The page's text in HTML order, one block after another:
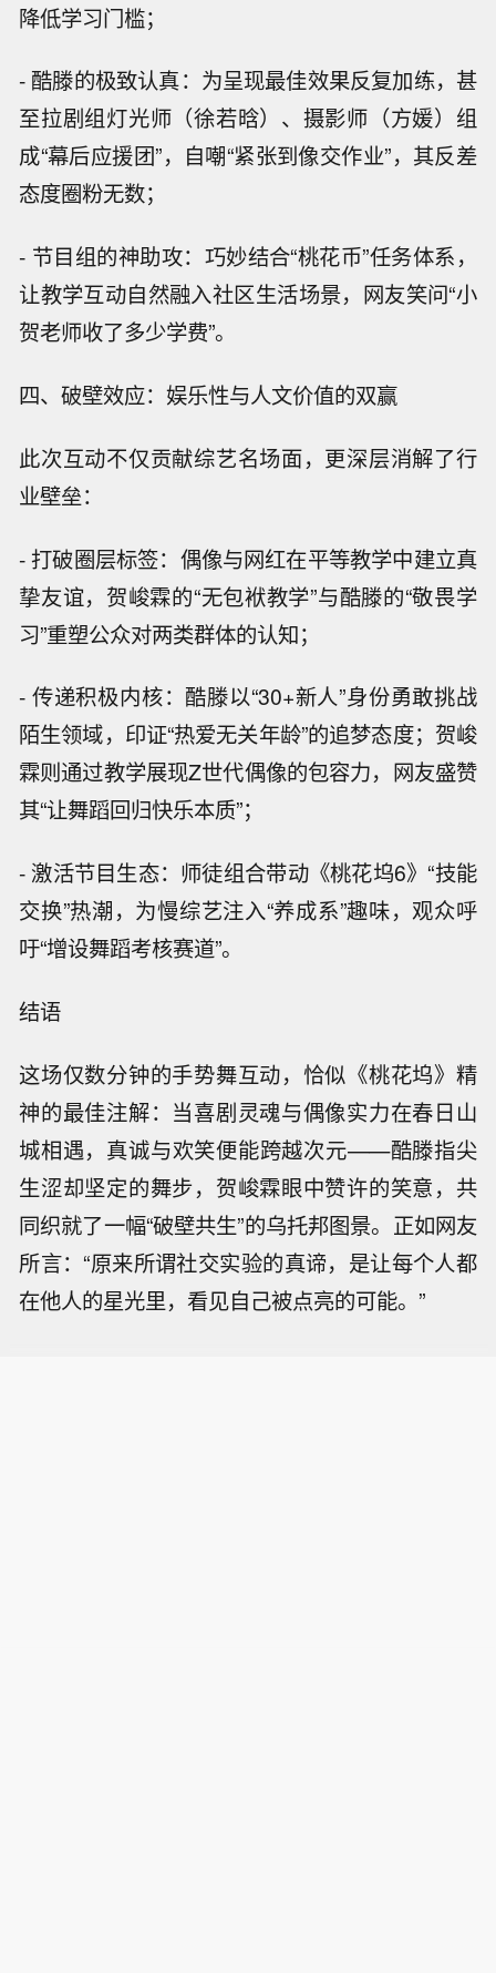
降低学习门槛；
- 酷滕的极致认真：为呈现最佳效果反复加练，甚
至拉剧组灯光师（徐若晗）、摄影师（方媛）组
成“幕后应援团”，自嘲“紧张到像交作业”，其反差
态度圈粉无数；
- 节目组的神助攻：巧妙结合“桃花币”任务体系，
让教学互动自然融入社区生活场景，网友笑问“小
贺老师收了多少学费”。
四、破壁效应：娱乐性与人文价值的双赢
此次互动不仅贡献综艺名场面，更深层消解了行
业壁垒：
- 打破圈层标签：偶像与网红在平等教学中建立真
挚友谊，贺峻霖的“无包袱教学”与酷滕的“敬畏学
习”重塑公众对两类群体的认知；
- 传递积极内核：酷滕以“30+新人”身份勇敢挑战
陌生领域，印证“热爱无关年龄”的追梦态度；贺峻
霖则通过教学展现Z世代偶像的包容力，网友盛赞
其“让舞蹈回归快乐本质”；
- 激活节目生态：师徒组合带动《桃花坞6》“技能
交换”热潮，为慢综艺注入“养成系”趣味，观众呼
吁“增设舞蹈考核赛道”。
结语
这场仅数分钟的手势舞互动，恰似《桃花坞》精
神的最佳注解：当喜剧灵魂与偶像实力在春日山
城相遇，真诚与欢笑便能跨越次元——酷滕指尖
生涩却坚定的舞步，贺峻霖眼中赞许的笑意，共
同织就了一幅“破壁共生”的乌托邦图景。正如网友
所言：“原来所谓社交实验的真谛，是让每个人都
在他人的星光里，看见自己被点亮的可能。”